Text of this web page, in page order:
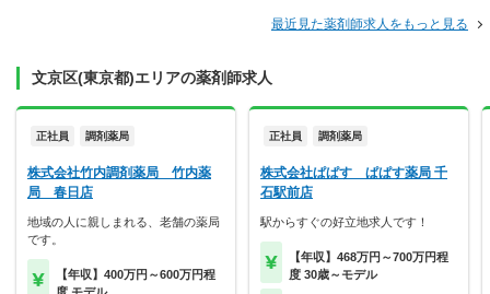
最近見た薬剤師求人をもっと見る
文京区(東京都)エリアの薬剤師求人
正社員 調剤薬局
株式会社竹内調剤薬局 竹内薬
局 春日店
地域の人に親しまれる、老舗の薬局
です。
【年収】400万円～600万円程
正社員 調剤薬局
株式会社ぱぱす ぱぱす薬局 千
石駅前店
駅からすぐの好立地求人です！
【年収】468万円～700万円程
度 30歳～モデル